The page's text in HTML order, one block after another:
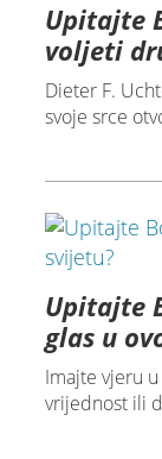
Upitajte
voljeti
Dieter F.
svoje srce
Upitajte
glas u
Imajte vjeru
vrijednost ili